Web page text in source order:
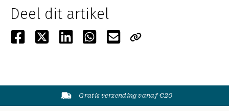
Deel dit artikel
Gratis verzending vanaf €20